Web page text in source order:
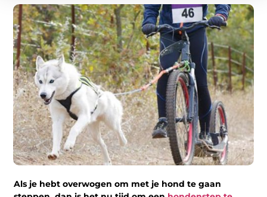
Als je hebt overwogen om met je hond te gaan